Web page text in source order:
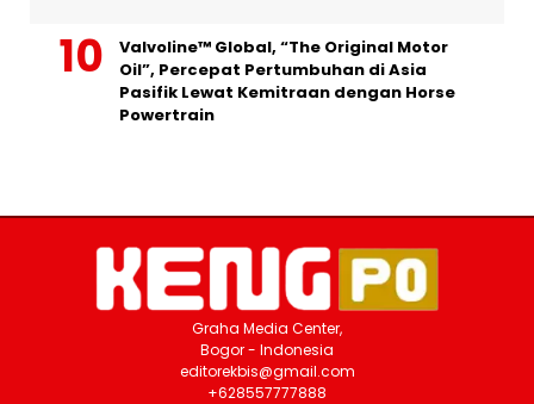
Valvoline™ Global, “The Original Motor
Oil”, Percepat Pertumbuhan di Asia
Pasifik Lewat Kemitraan dengan Horse
Powertrain
Graha Media Center,
Bogor - Indonesia
editorekbis@gmail.com
+628557777888